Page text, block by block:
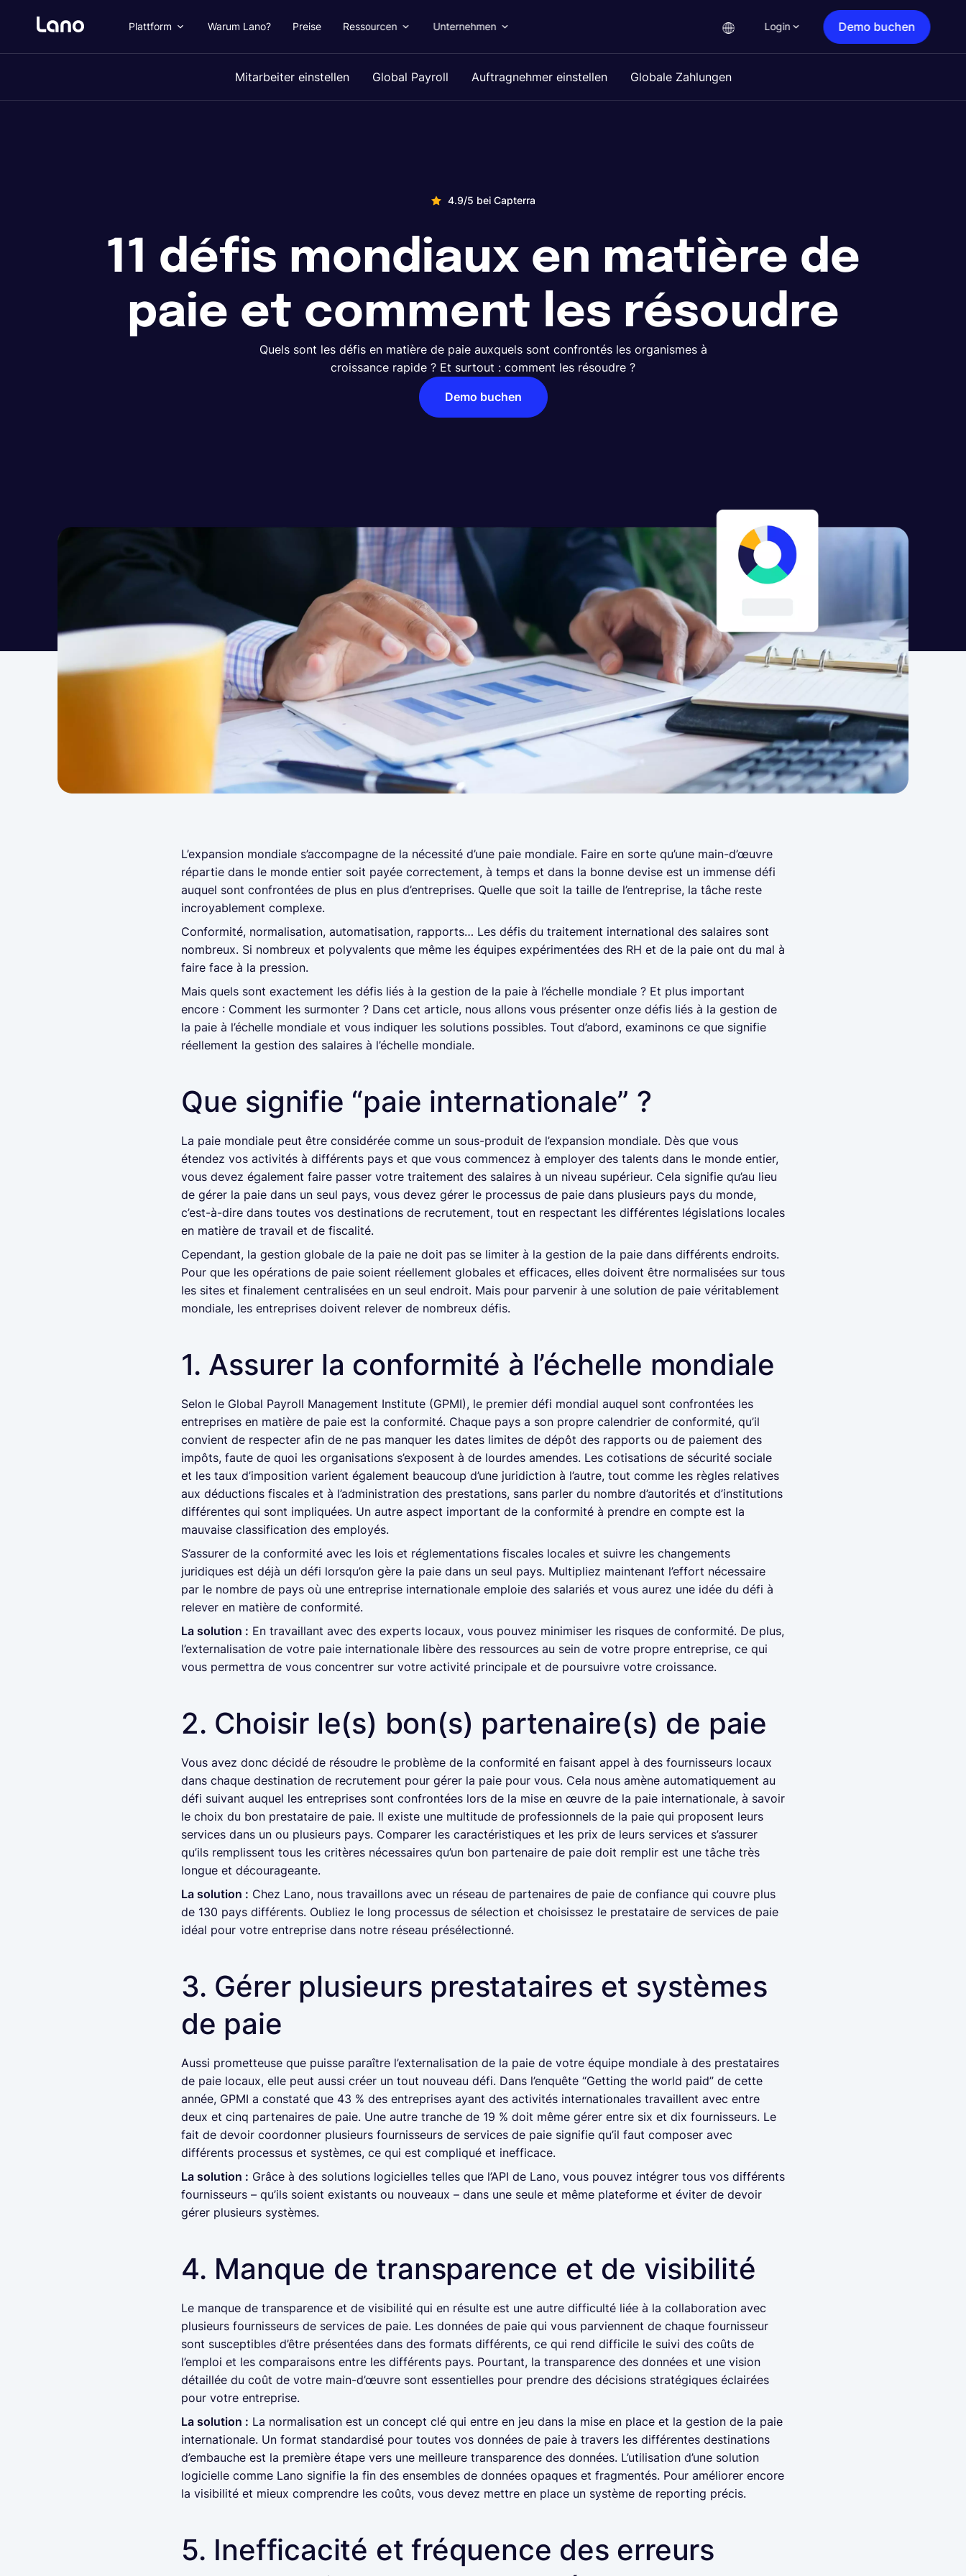
Plattform Warum Lano? Preise Ressourcen Unternehmen Login Demo buchen
Mitarbeiter einstellen Global Payroll Auftragnehmer einstellen Globale Zahlungen
4.9/5 bei Capterra
11 défis mondiaux en matière de
paie et comment les résoudre
Quels sont les défis en matière de paie auxquels sont confrontés les organismes à
croissance rapide ? Et surtout : comment les résoudre ?
Demo buchen
L’expansion mondiale s’accompagne de la nécessité d’une paie mondiale. Faire en sorte qu’une main-d’œuvre
répartie dans le monde entier soit payée correctement, à temps et dans la bonne devise est un immense défi
auquel sont confrontées de plus en plus d’entreprises. Quelle que soit la taille de l’entreprise, la tâche reste
incroyablement complexe.
Conformité, normalisation, automatisation, rapports… Les défis du traitement international des salaires sont
nombreux. Si nombreux et polyvalents que même les équipes expérimentées des RH et de la paie ont du mal à
faire face à la pression.
Mais quels sont exactement les défis liés à la gestion de la paie à l’échelle mondiale ? Et plus important
encore : Comment les surmonter ? Dans cet article, nous allons vous présenter onze défis liés à la gestion de
la paie à l’échelle mondiale et vous indiquer les solutions possibles. Tout d’abord, examinons ce que signifie
réellement la gestion des salaires à l’échelle mondiale.
Que signifie “paie internationale” ?
La paie mondiale peut être considérée comme un sous-produit de l’expansion mondiale. Dès que vous
étendez vos activités à différents pays et que vous commencez à employer des talents dans le monde entier,
vous devez également faire passer votre traitement des salaires à un niveau supérieur. Cela signifie qu’au lieu
de gérer la paie dans un seul pays, vous devez gérer le processus de paie dans plusieurs pays du monde,
c’est-à-dire dans toutes vos destinations de recrutement, tout en respectant les différentes législations locales
en matière de travail et de fiscalité.
Cependant, la gestion globale de la paie ne doit pas se limiter à la gestion de la paie dans différents endroits.
Pour que les opérations de paie soient réellement globales et efficaces, elles doivent être normalisées sur tous
les sites et finalement centralisées en un seul endroit. Mais pour parvenir à une solution de paie véritablement
mondiale, les entreprises doivent relever de nombreux défis.
1. Assurer la conformité à l’échelle mondiale
Selon le Global Payroll Management Institute (GPMI), le premier défi mondial auquel sont confrontées les
entreprises en matière de paie est la conformité. Chaque pays a son propre calendrier de conformité, qu’il
convient de respecter afin de ne pas manquer les dates limites de dépôt des rapports ou de paiement des
impôts, faute de quoi les organisations s’exposent à de lourdes amendes. Les cotisations de sécurité sociale
et les taux d’imposition varient également beaucoup d’une juridiction à l’autre, tout comme les règles relatives
aux déductions fiscales et à l’administration des prestations, sans parler du nombre d’autorités et d’institutions
différentes qui sont impliquées. Un autre aspect important de la conformité à prendre en compte est la
mauvaise classification des employés.
S’assurer de la conformité avec les lois et réglementations fiscales locales et suivre les changements
juridiques est déjà un défi lorsqu’on gère la paie dans un seul pays. Multipliez maintenant l’effort nécessaire
par le nombre de pays où une entreprise internationale emploie des salariés et vous aurez une idée du défi à
relever en matière de conformité.
La solution : En travaillant avec des experts locaux, vous pouvez minimiser les risques de conformité. De plus,
l’externalisation de votre paie internationale libère des ressources au sein de votre propre entreprise, ce qui
vous permettra de vous concentrer sur votre activité principale et de poursuivre votre croissance.
2. Choisir le(s) bon(s) partenaire(s) de paie
Vous avez donc décidé de résoudre le problème de la conformité en faisant appel à des fournisseurs locaux
dans chaque destination de recrutement pour gérer la paie pour vous. Cela nous amène automatiquement au
défi suivant auquel les entreprises sont confrontées lors de la mise en œuvre de la paie internationale, à savoir
le choix du bon prestataire de paie. Il existe une multitude de professionnels de la paie qui proposent leurs
services dans un ou plusieurs pays. Comparer les caractéristiques et les prix de leurs services et s’assurer
qu’ils remplissent tous les critères nécessaires qu’un bon partenaire de paie doit remplir est une tâche très
longue et décourageante.
La solution : Chez Lano, nous travaillons avec un réseau de partenaires de paie de confiance qui couvre plus
de 130 pays différents. Oubliez le long processus de sélection et choisissez le prestataire de services de paie
idéal pour votre entreprise dans notre réseau présélectionné.
3. Gérer plusieurs prestataires et systèmes
de paie
Aussi prometteuse que puisse paraître l’externalisation de la paie de votre équipe mondiale à des prestataires
de paie locaux, elle peut aussi créer un tout nouveau défi. Dans l’enquête “Getting the world paid” de cette
année, GPMI a constaté que 43 % des entreprises ayant des activités internationales travaillent avec entre
deux et cinq partenaires de paie. Une autre tranche de 19 % doit même gérer entre six et dix fournisseurs. Le
fait de devoir coordonner plusieurs fournisseurs de services de paie signifie qu’il faut composer avec
différents processus et systèmes, ce qui est compliqué et inefficace.
La solution : Grâce à des solutions logicielles telles que l’API de Lano, vous pouvez intégrer tous vos différents
fournisseurs – qu’ils soient existants ou nouveaux – dans une seule et même plateforme et éviter de devoir
gérer plusieurs systèmes.
4. Manque de transparence et de visibilité
Le manque de transparence et de visibilité qui en résulte est une autre difficulté liée à la collaboration avec
plusieurs fournisseurs de services de paie. Les données de paie qui vous parviennent de chaque fournisseur
sont susceptibles d’être présentées dans des formats différents, ce qui rend difficile le suivi des coûts de
l’emploi et les comparaisons entre les différents pays. Pourtant, la transparence des données et une vision
détaillée du coût de votre main-d’œuvre sont essentielles pour prendre des décisions stratégiques éclairées
pour votre entreprise.
La solution : La normalisation est un concept clé qui entre en jeu dans la mise en place et la gestion de la paie
internationale. Un format standardisé pour toutes vos données de paie à travers les différentes destinations
d’embauche est la première étape vers une meilleure transparence des données. L’utilisation d’une solution
logicielle comme Lano signifie la fin des ensembles de données opaques et fragmentés. Pour améliorer encore
la visibilité et mieux comprendre les coûts, vous devez mettre en place un système de reporting précis.
5. Inefficacité et fréquence des erreurs